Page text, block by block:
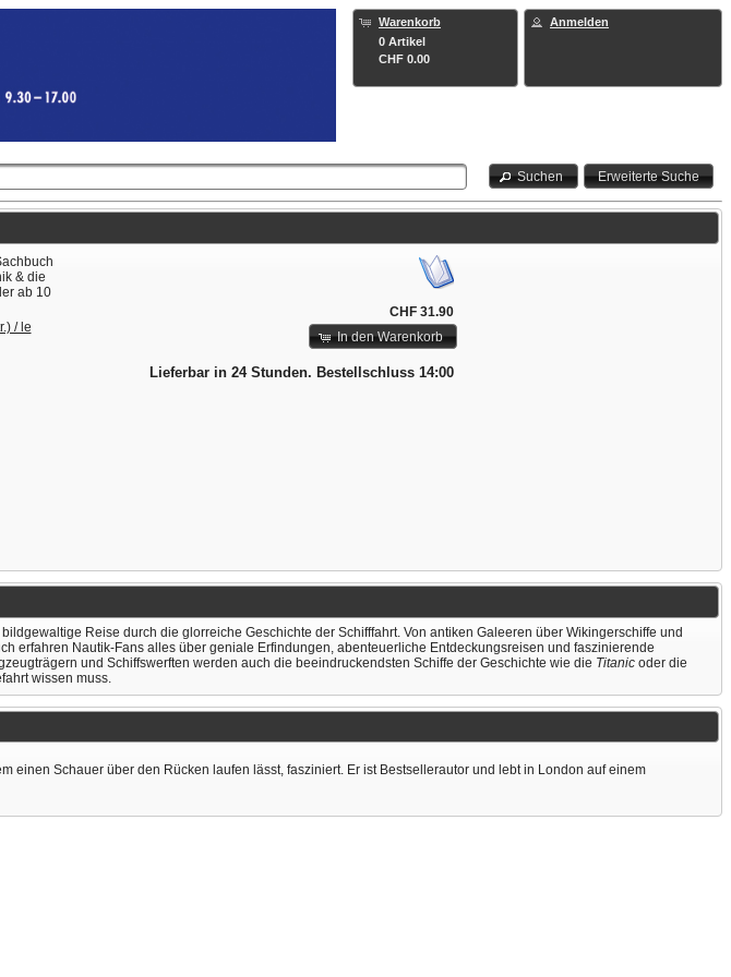
Warenkorb
0 Artikel
CHF 0.00
Anmelden
Suchen Erweiterte Suche
& die
ab 10
/ le
CHF 31.90
In den Warenkorb
Lieferbar in 24 Stunden. Bestellschluss 14:00
Reise durch die glorreiche Geschichte der Schifffahrt. Von antiken Galeeren über Wikingerschiffe und
erfahren Nautik-Fans alles über geniale Erfindungen, abenteuerliche Entdeckungsreisen und faszinierende
und Schiffswerften werden auch die beeindruckendsten Schiffe der Geschichte wie die Titanicoder die
wissen muss.
einen Schauer über den Rücken laufen lässt, fasziniert. Er ist Bestsellerautor und lebt in London auf einem